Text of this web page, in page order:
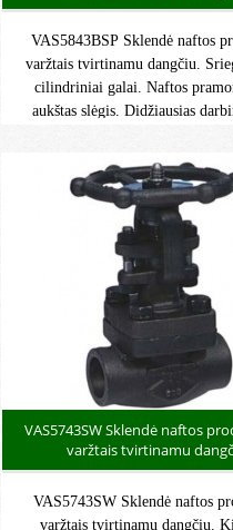
VAS5843BSP Sklendė naftos
varžtais tvirtinamu dangčiu.
cilindriniai galai. Naftos
aukštas slėgis. Didžiausias
-29°C/+425°C.
VAS5743SW Sklendė naftos
varžtais tvirtinamu
VAS5743SW Sklendė naftos
varžtais tvirtinamu dangčiu.